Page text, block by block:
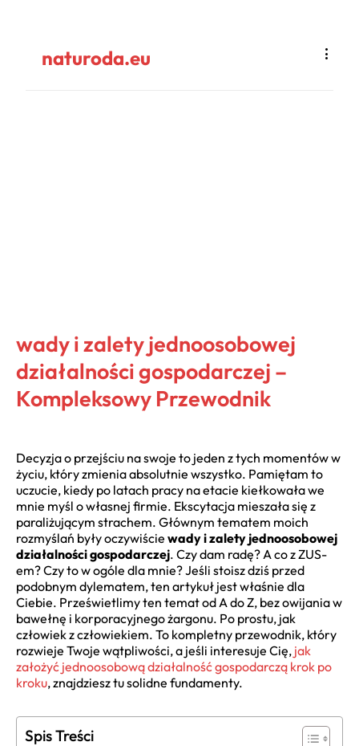
naturoda.eu
wady i zalety jednoosobowej
działalności gospodarczej –
Kompleksowy Przewodnik
Decyzja o przejściu na swoje to jeden z tych momentów w
życiu, który zmienia absolutnie wszystko. Pamiętam to
uczucie, kiedy po latach pracy na etacie kiełkowała we
mnie myśl o własnej firmie. Ekscytacja mieszała się z
paraliżującym strachem. Głównym tematem moich
rozmyślań były oczywiście wady i zalety jednoosobowej
działalności gospodarczej. Czy dam radę? A co z ZUS-
em? Czy to w ogóle dla mnie? Jeśli stoisz dziś przed
podobnym dylematem, ten artykuł jest właśnie dla
Ciebie. Prześwietlimy ten temat od A do Z, bez owijania w
bawełnę i korporacyjnego żargonu. Po prostu, jak
człowiek z człowiekiem. To kompletny przewodnik, który
rozwieje Twoje wątpliwości, a jeśli interesuje Cię, jak
założyć jednoosobową działalność gospodarczą krok po
kroku, znajdziesz tu solidne fundamenty.
Spis Treści